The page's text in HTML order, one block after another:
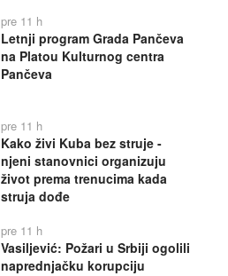
pre 11 h
Letnji program Grada Pančeva
na Platou Kulturnog centra
Pančeva
pre 11 h
Kako živi Kuba bez struje -
njeni stanovnici organizuju
život prema trenucima kada
struja dođe
pre 11 h
Vasiljević: Požari u Srbiji ogolili
naprednjačku korupciju